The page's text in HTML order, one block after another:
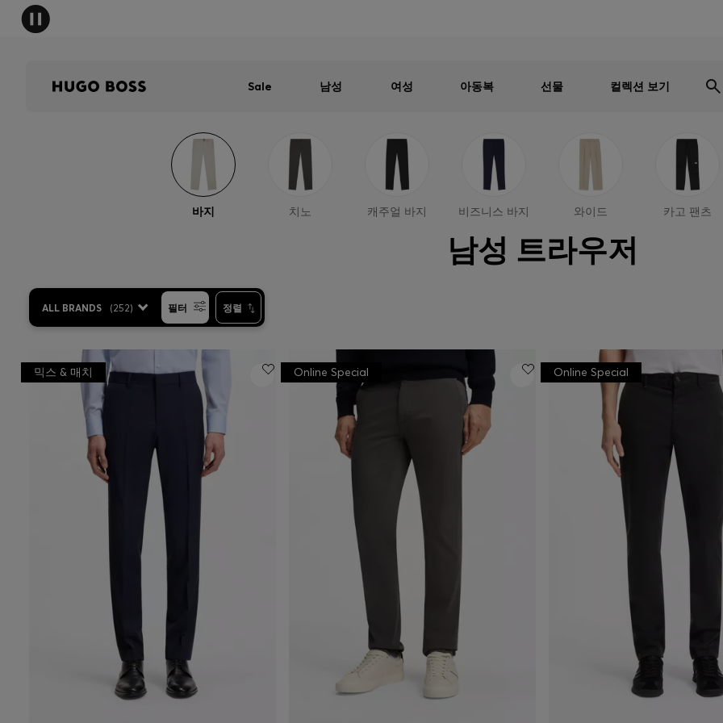
Sale 남성 여성 아동복 선물 컬렉션 보기
바지 치노 캐주얼 바지 비즈니스 바지 와이드 카고 팬츠
남성 트라우저
ALL BRANDS (252) 필터 정렬
믹스 & 매치 Online Special Online Special